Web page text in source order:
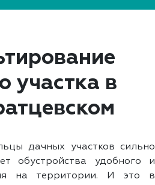
участка в
дачных участков сильно
обустройства удобного и
на территории. И это в